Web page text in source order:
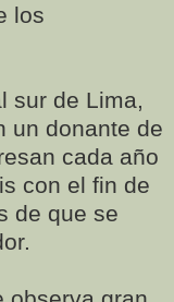
los
sur de Lima,
un donante de
cada año
con el fin de
de que se